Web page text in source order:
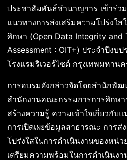
ประชาสัมพันธ์ชำนาญการ เข้าร่ว
แนวทางการส่งเสริมความโปร่งใ
ศึกษา (Open Data Integrity and
Assessment : OIT+) ประจำปีง
โรงแรมริเวอร์ไซด์ กรุงเทพมหานค
การอบรมดังกล่าวจัดโดยสำนักพั
สำนักงานคณะกรรมการการศึกษ
สร้างความรู้ ความเข้าใจเกี่ยวกับ
การเปิดเผยข้อมูลสาธารณะ การ
โปร่งใสในการดำเนินงานของหน่
เตรียมความพร้อมในการดำเนินง